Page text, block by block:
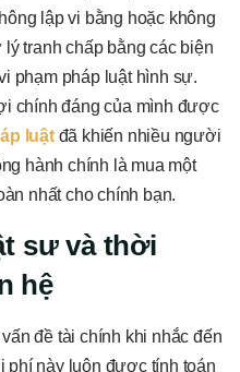
lập vi bằng hoặc không
tranh chấp bằng các biện
phạm pháp luật hình sự.
chính đáng của mình được
luậtđã khiến nhiều người
hành chính là mua một
nhất cho chính bạn.
sư và thời
hệ
đề tài chính khi nhắc đến
phí này luôn được tính toán